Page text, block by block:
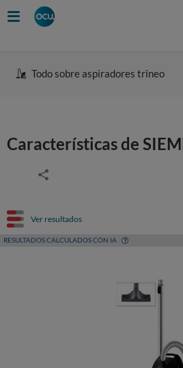
Todo sobre aspiradores trineo
Características de
Ver resultados
RESULTADOS CALCULADOS CON IA